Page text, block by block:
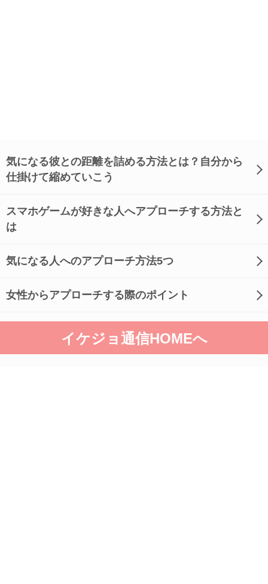
気になる彼との距離を詰める方法とは？自分から
仕掛けて縮めていこう
スマホゲームが好きな人へアプローチする方法と
は
気になる人へのアプローチ方法5つ
女性からアプローチする際のポイント
イケジョ通信HOMEへ